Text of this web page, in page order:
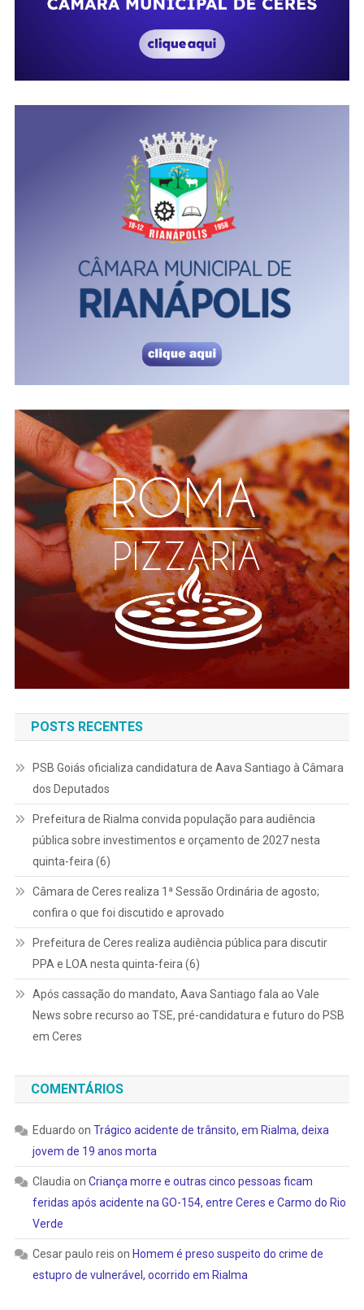
POSTS RECENTES
PSB Goiás oficializa candidatura de Aava Santiago à Câmara
dos Deputados
Prefeitura de Rialma convida população para audiência
pública sobre investimentos e orçamento de 2027 nesta
quinta-feira (6)
Câmara de Ceres realiza 1ª Sessão Ordinária de agosto;
confira o que foi discutido e aprovado
Prefeitura de Ceres realiza audiência pública para discutir
PPA e LOA nesta quinta-feira (6)
Após cassação do mandato, Aava Santiago fala ao Vale
News sobre recurso ao TSE, pré-candidatura e futuro do PSB
em Ceres
COMENTÁRIOS
Eduardo on Trágico acidente de trânsito, em Rialma, deixa
jovem de 19 anos morta
Claudia on Criança morre e outras cinco pessoas ficam
feridas após acidente na GO-154, entre Ceres e Carmo do Rio
Verde
Cesar paulo reis on Homem é preso suspeito do crime de
estupro de vulnerável, ocorrido em Rialma